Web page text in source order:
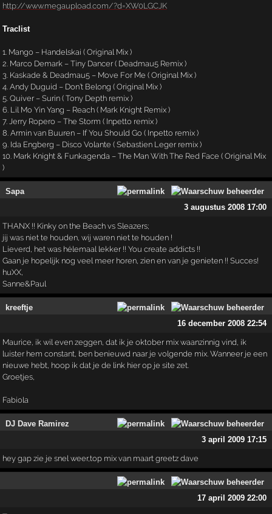
http://www.megaupload.com/?d=XW0LGCJK
Traclist
1. Mango – Handelskai ( Original Mix )
2. Marco Demark – Tiny Dancer ( Deadmau5 Remix )
3. Kaskade & Deadmau5 – Move For Me ( Original Mix )
4. Andy Duguid – Don’t Belong ( Original Mix )
5. Quiver – Surin ( Tony Depth remix )
6. Lil Mo Yin Yang – Reach ( Mark Knight Remix )
7. Jerry Ropero – The Storm ( Inpetto remix )
8. Armin van Buuren – If You Should Go ( Inpetto remix )
9. Ida Engberg – Disco Volante ( Sebastien Leger remix )
10. Mark Knight & Funkagenda – The Man With The Red Face ( Original Mix
)
Sapa
3 augustus 2008 17:00
THANX !! Kinky on the Beach vs Sleazers;
jíj was niet te houden, wij waren niet te houden !
Lieverd, het was hélemaal lekker !! You create addicts !!
Gaan je hopelijk nog veel meer horen, zien en van je genieten !! Succes!
huXX,
Sanne&Paul
kreeftje
16 december 2008 22:54
Maurice, ik wil even zeggen, dat ik je oktober mix waanzinnig vind, ik
luister hem constant, ben benieuwd naar je volgende mix. Wanneer je een
nieuwe hebt, hoop ik dat je de link hier op je site zet.
Groetjes,
Fabiola
DJ Dave Ramirez
3 april 2009 17:15
hey gap zie je snel weer,top mix van maart greetz dave
17 april 2009 22:00